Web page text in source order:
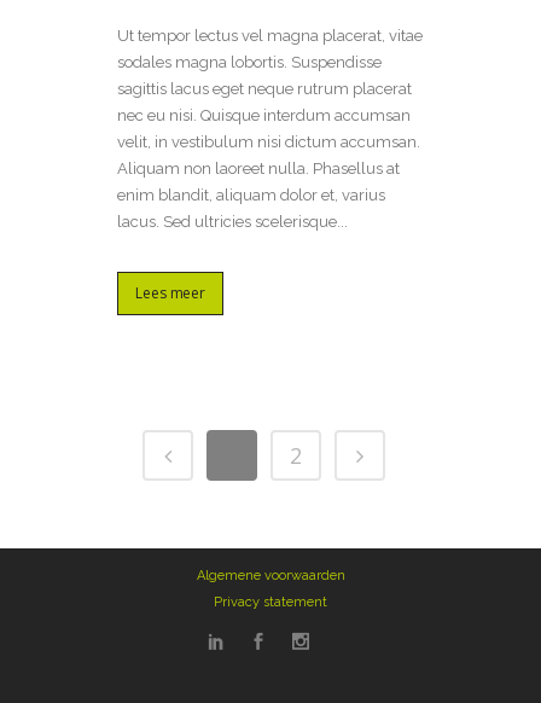
Ut tempor lectus vel magna placerat, vitae
sodales magna lobortis. Suspendisse
sagittis lacus eget neque rutrum placerat
nec eu nisi. Quisque interdum accumsan
velit, in vestibulum nisi dictum accumsan.
Aliquam non laoreet nulla. Phasellus at
enim blandit, aliquam dolor et, varius
lacus. Sed ultricies scelerisque...
Lees meer
2
Algemene voorwaarden
Privacy statement